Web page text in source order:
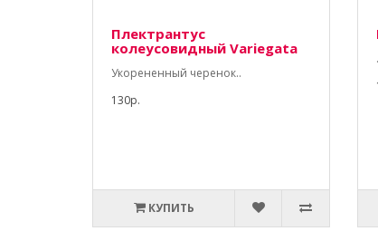
Плектрантус
колеусовидный Variegata
Укорененный черенок..
130р.
КУПИТЬ